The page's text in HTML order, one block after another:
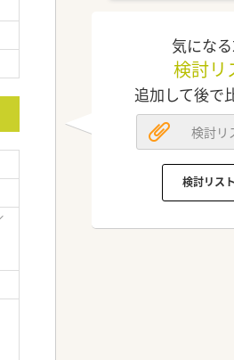
気にな
検討リ
追加して後で
検討リ
検討リス